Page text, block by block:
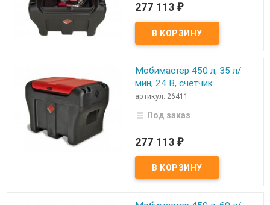
277 113 ₽
Мобимастер 450 л, 35 л/
мин, 24 В, счетчик
артикул: 26411
Под заказ
277 113 ₽